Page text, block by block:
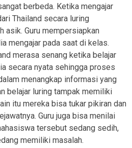
berbeda. Ketika mengajar
Thailand secara luring
asik. Guru mempersiapkan
mengajar pada saat di kelas.
merasa senang ketika belajar
secara nyata sehingga proses
menangkap informasi yang
belajar luring tampak memiliki
itu mereka bisa tukar pikiran dan
Guru juga bisa menilai
tersebut sedang sedih,
memiliki masalah.